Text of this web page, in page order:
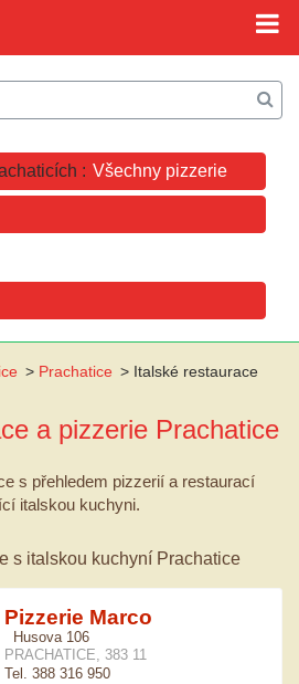
: Všechny pizzerie
> Prachatice > Italské restaurace
a pizzerie Prachatice
s přehledem pizzerií a restaurací
italskou kuchyni.
s italskou kuchyní Prachatice
Pizzerie Marco
Husova 106
PRACHATICE, 383 11
Tel. 388 316 950